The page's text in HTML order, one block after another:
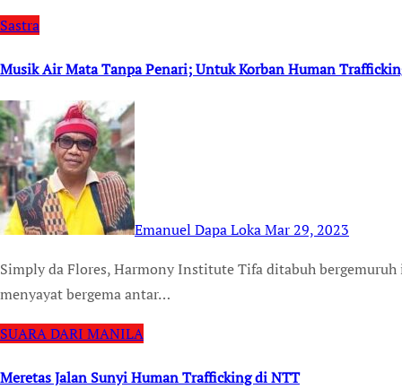
Sastra
Musik Air Mata Tanpa Penari; Untuk Korban Human
Emanuel Dapa LokaMar 29, 2023
Simply da Flores, Harmony Institute Tifa ditabuh bergemuruh iringi Loro Sae tebar cahaya Denting Sasando
menyayat bergema antar…
SUARA DARI MANILA
Meretas Jalan Sunyi Human Trafficking di NTT